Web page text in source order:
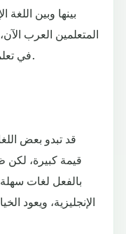
بينها وبين اللغة
المتعلمين العرب
في تعلمها والتعامل مع المفردات والحروف.
قد تبدو بعض
قيمة كبيرة، لكن
بالفعل لغات
الإنجليزية، ويعود